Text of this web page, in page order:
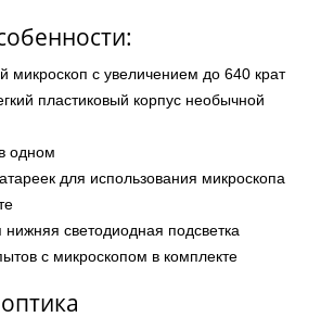
микроскоп с увеличением до 640 крат
пластиковый корпус необычной
одном
для использования микроскопа
светодиодная подсветка
с микроскопом в комплекте